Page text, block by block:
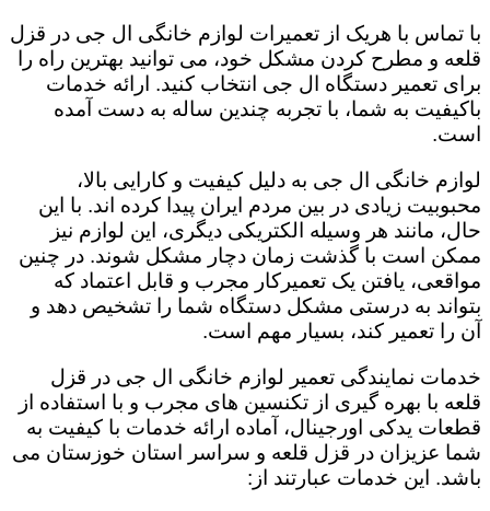
با تماس با هریک از تعمیرات لوازم خانگی ال جی در قزل
قلعه و مطرح کردن مشکل خود، می توانید بهترین راه را
برای تعمیر دستگاه ال جی انتخاب کنید. ارائه خدمات
باکیفیت به شما، با تجربه چندین ساله به دست آمده
است.
لوازم خانگی ال جی به دلیل کیفیت و کارایی بالا،
محبوبیت زیادی در بین مردم ایران پیدا کرده اند. با این
حال، مانند هر وسیله الکتریکی دیگری، این لوازم نیز
ممکن است با گذشت زمان دچار مشکل شوند. در چنین
مواقعی، یافتن یک تعمیرکار مجرب و قابل اعتماد که
بتواند به درستی مشکل دستگاه شما را تشخیص دهد و
آن را تعمیر کند، بسیار مهم است.
خدمات نمایندگی تعمیر لوازم خانگی ال جی در قزل
قلعه با بهره گیری از تکنسین های مجرب و با استفاده از
قطعات یدکی اورجینال، آماده ارائه خدمات با کیفیت به
شما عزیزان در قزل قلعه و سراسر استان خوزستان می
باشد. این خدمات عبارتند از: